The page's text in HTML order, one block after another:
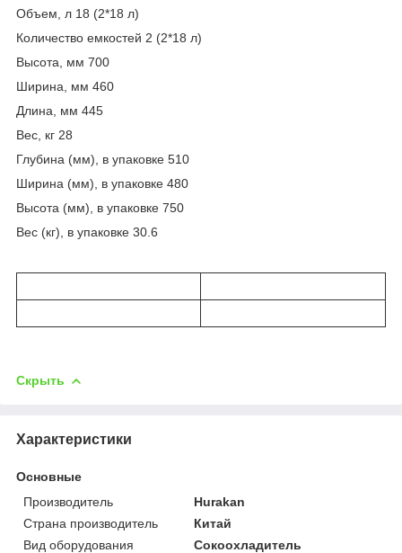
Объем, л 18 (2*18 л)
Количество емкостей 2 (2*18 л)
Высота, мм 700
Ширина, мм 460
Длина, мм 445
Вес, кг 28
Глубина (мм), в упаковке 510
Ширина (мм), в упаковке 480
Высота (мм), в упаковке 750
Вес (кг), в упаковке 30.6
Скрыть
Характеристики
Основные
Производитель
Hurakan
Страна производитель
Китай
Вид оборудования
Сокоохладитель